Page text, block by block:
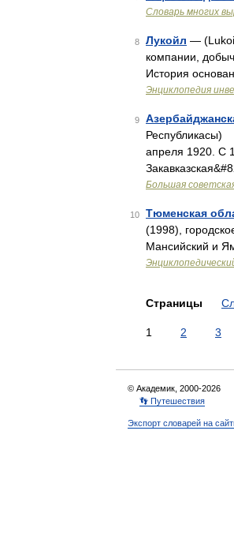
Словарь многих
8 Лукойл —
компании,
История
Энциклопедия
9
апреля 1920. С
Большая
10 Тюменская
(1998),
Мансийский и
Страницы
1 2 3
© Академик, 2000-2026
👣 Путешествия
Экспорт словарей на